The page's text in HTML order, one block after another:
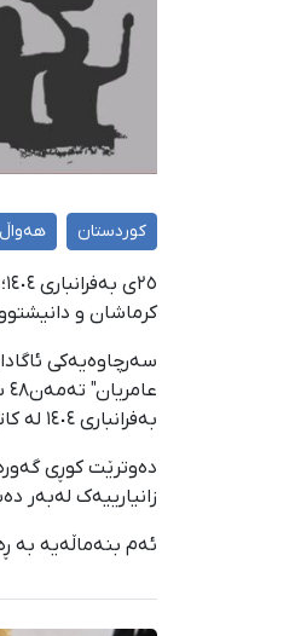
کوردستان هەواڵ
کرماشان و
بەفرانباری ١٤٠٤ لە کاتی ناڕەزایەتییەکانی خەڵک لە کەرەج لەنێو ماشینەکەی خۆیاندا کرانە ئامانجی تەقەی هێزە سەرکوتکەر_نیزامییەکان و هەموویان گیانیان لەدەست دا.
دەوترێت کوڕی
زانیارییەک لەبەر
ئەم بنەماڵەیە بە